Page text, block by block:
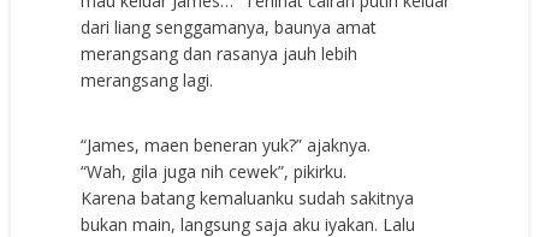
dari liang senggamanya, baunya amat
merangsang dan rasanya jauh lebih
merangsang lagi.
“James, maen beneran yuk?” ajaknya.
“Wah, gila juga nih cewek”, pikirku.
Karena batang kemaluanku sudah sakitnya
bukan main, langsung saja aku iyakan. Lalu